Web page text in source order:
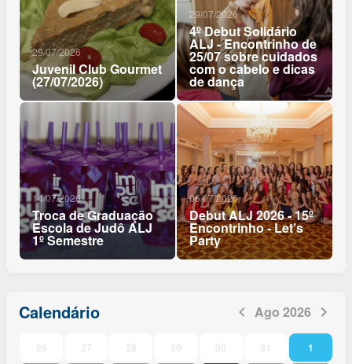
29/07/2026
Juvenil Club Gourmet
(27/07/2026)
29/07/2026
4º Debut Solidário
ALJ - Encontrinho de
25/07 sobre cuidados
com o cabelo e dicas
de dança
14/07/2026
Troca de Graduação
Escola de Judô ALJ
1º Semestre
06/07/2026
Debut ALJ 2026 - 15º
Encontrinho - Let’s
Party
Calendário Ago 2026
26 27 28 29 30 31 1